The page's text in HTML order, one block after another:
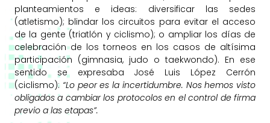
planteamientos e ideas: diversificar las sedes
(atletismo); blindar los circuitos para evitar el acceso
de la gente (triatlón y ciclismo); o ampliar los días de
celebración de los torneos en los casos de altísima
participación (gimnasia, judo o taekwondo). En ese
sentido se expresaba José Luis López Cerrón
(ciclismo): “Lo peor es la incertidumbre. Nos hemos visto
obligados a cambiar los protocolos en el control de firma
previo a las etapas”.